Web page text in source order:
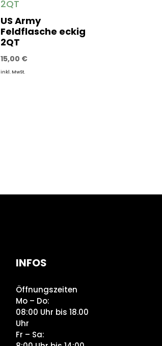
US Army
Feldflasche eckig
2QT
15,00 €
inkl. MwSt.
INFOS
Öffnungszeiten
Mo – Do:
08:00 Uhr bis 18.00
Uhr
Fr – Sa: